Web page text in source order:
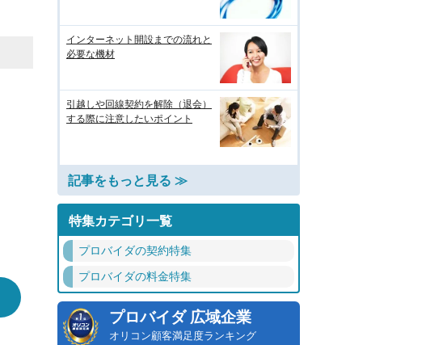
インターネット開設までの流れと
必要な機材
引越しや回線契約を解除（退会）
する際に注意したいポイント
記事をもっと見る ≫
特集カテゴリ一覧
プロバイダの契約特集
プロバイダの料金特集
プロバイダ 広域企業
オリコン顧客満足度ランキング